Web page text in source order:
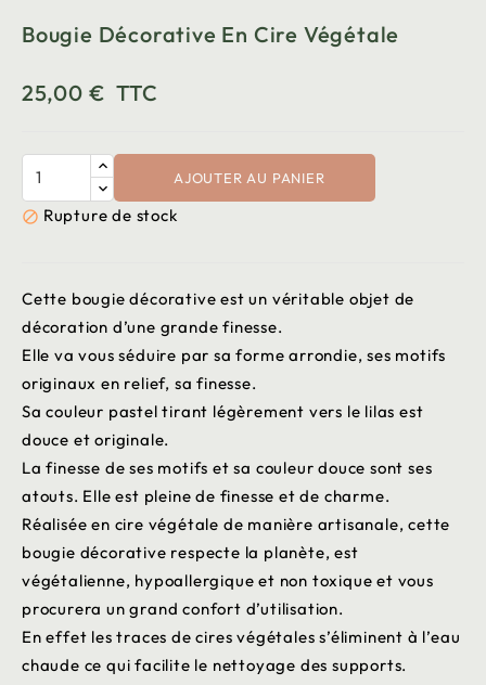
Bougie Décorative En Cire Végétale
25,00 € TTC
AJOUTER AU PANIER
 Rupture de stock
Cette bougie décorative est un véritable objet de
décoration d’une grande finesse.
Elle va vous séduire par sa forme arrondie, ses motifs
originaux en relief, sa finesse.
Sa couleur pastel tirant légèrement vers le lilas est
douce et originale.
La finesse de ses motifs et sa couleur douce sont ses
atouts. Elle est pleine de finesse et de charme.
Réalisée en cire végétale de manière artisanale, cette
bougie décorative respecte la planète, est
végétalienne, hypoallergique et non toxique et vous
procurera un grand confort d’utilisation.
En effet les traces de cires végétales s’éliminent à l’eau
chaude ce qui facilite le nettoyage des supports.